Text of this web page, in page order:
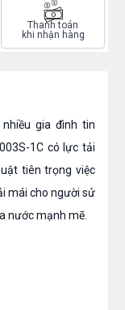
Thanh toán
khi nhận hàng
gia đình tin
1C có lực tải
tiên trọng việc
mái cho người sử
nước mạnh mẽ.